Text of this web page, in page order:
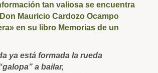
tan valiosa se encuentra
Mauricio Cardozo Ocampo
en su libro Memorias de un
ya está formada la rueda
a bailar,